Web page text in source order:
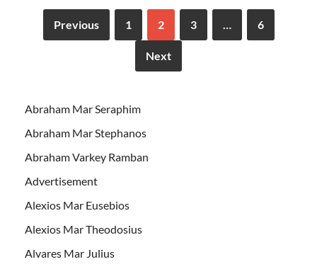
Previous 1 2 3 6
Next
Abraham Mar Seraphim
Abraham Mar Stephanos
Abraham Varkey Ramban
Advertisement
Alexios Mar Eusebios
Alexios Mar Theodosius
Alvares Mar Julius